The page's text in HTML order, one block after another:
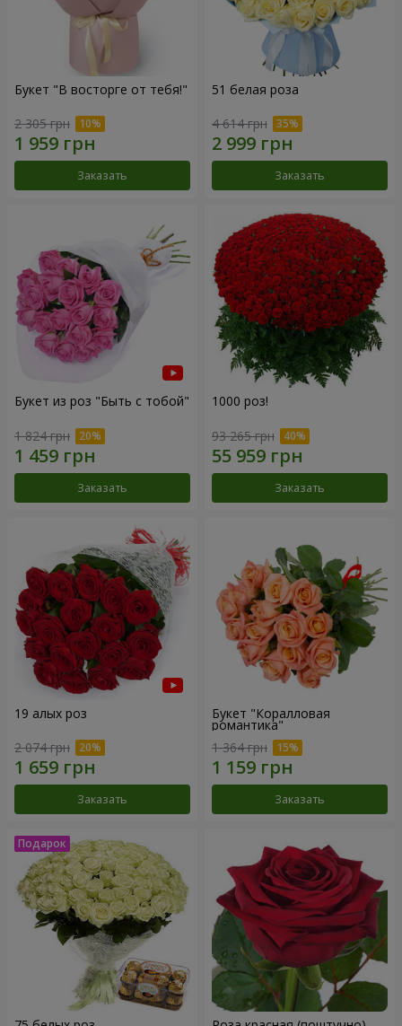
Букет "В восторге от тебя!"
2 305 грн
Заказать
51 белая роза
4 614 грн
Заказать
Букет из роз "Быть с тобой"
1 824 грн
Заказать
1000 роз!
93 265 грн
Заказать
19 алых роз
2 074 грн
Заказать
Букет "Коралловая
романтика"
1 364 грн
Заказать